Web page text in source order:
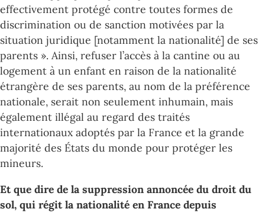
effectivement protégé contre toutes formes de
discrimination ou de sanction motivées par la
situation juridique [notamment la nationalité] de ses
parents ». Ainsi, refuser l’accès à la cantine ou au
logement à un enfant en raison de la nationalité
étrangère de ses parents, au nom de la préférence
nationale, serait non seulement inhumain, mais
également illégal au regard des traités
internationaux adoptés par la France et la grande
majorité des États du monde pour protéger les
mineurs.
Et que dire de la suppression annoncée du droit du
sol, qui régit la nationalité en France depuis